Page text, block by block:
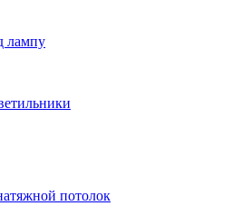
лампу
потолок